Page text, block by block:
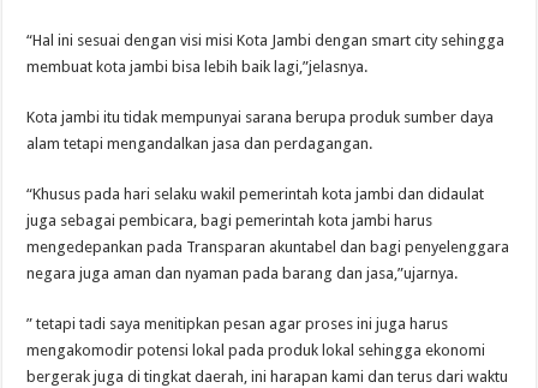
“Hal ini sesuai dengan visi misi Kota Jambi dengan smart city sehingga
membuat kota jambi bisa lebih baik lagi,”jelasnya.
Kota jambi itu tidak mempunyai sarana berupa produk sumber daya
alam tetapi mengandalkan jasa dan perdagangan.
“Khusus pada hari selaku wakil pemerintah kota jambi dan didaulat
juga sebagai pembicara, bagi pemerintah kota jambi harus
mengedepankan pada Transparan akuntabel dan bagi penyelenggara
negara juga aman dan nyaman pada barang dan jasa,”ujarnya.
” tetapi tadi saya menitipkan pesan agar proses ini juga harus
mengakomodir potensi lokal pada produk lokal sehingga ekonomi
bergerak juga di tingkat daerah, ini harapan kami dan terus dari waktu